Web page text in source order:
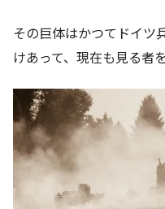
その巨体はかつてドイツ
けあって、現在も見る者